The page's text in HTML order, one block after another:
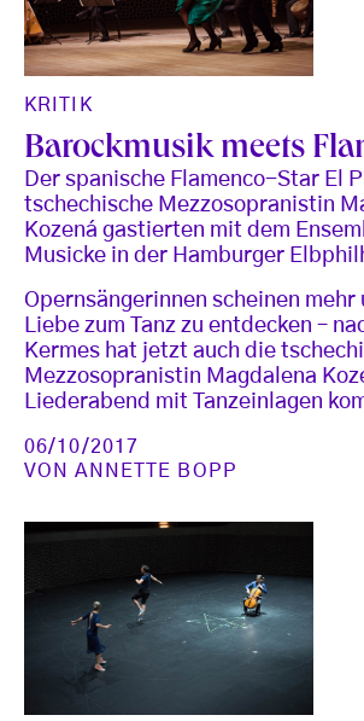
KRITIK
Barockmusik meets
Der spanische Flamenco-Star El
tschechische Mezzosopranistin
Kozená gastierten mit dem
Musicke in der Hamburger
Opernsängerinnen scheinen mehr
Liebe zum Tanz zu entdecken –
Kermes hat jetzt auch die
Mezzosopranistin Magdalena
Liederabend mit Tanzeinlagen
06/10/2017
VONANNETTE BOPP